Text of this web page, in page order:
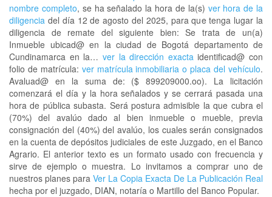
nombre completo, se ha señalado la hora de la(s) ver hora de la
diligencia del día 12 de agosto del 2025, para que tenga lugar la
diligencia de remate del siguiente bien: Se trata de un(a)
Inmueble ubicad@ en la ciudad de Bogotá departamento de
Cundinamarca en la… ver la dirección exactaidentificad@ con
folio de matrícula: ver matrícula inmobiliaria o placa del vehículo.
Avaluad@ en la suma de: ($ 899209000.oo). La licitación
comenzará el día y la hora señalados y se cerrará pasada una
hora de pública subasta. Será postura admisible la que cubra el
(70%) del avalúo dado al bien inmueble o mueble, previa
consignación del (40%) del avalúo, los cuales serán consignados
en la cuenta de depósitos judiciales de este Juzgado, en el Banco
Agrario. El anterior texto es un formato usado con frecuencia y
sirve de ejemplo o muestra. Lo invitamos a comprar uno de
nuestros planes para Ver La Copia Exacta De La Publicación Real
hecha por el juzgado, DIAN, notaría o Martillo del Banco Popular.